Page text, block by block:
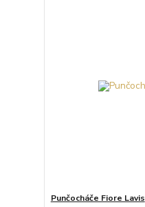
Punčocháče Fiore Lavis